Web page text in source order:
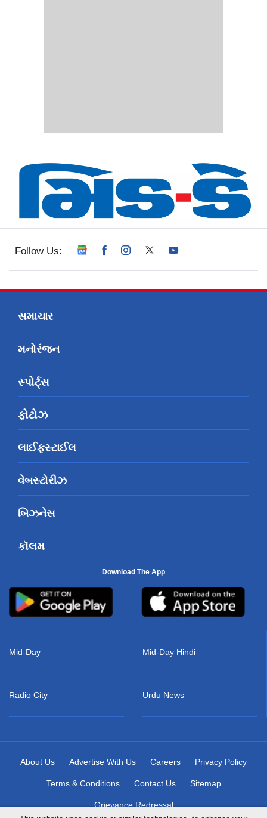
Follow Us:
સમાચાર
મનોરંજન
સ્પોર્ટ્સ
ફોટોઝ
લાઈફસ્ટાઈલ
વેબસ્ટોરીઝ
બિઝનેસ
કૉલમ
Download The App
Mid-Day
Radio City
Mid-Day Hindi
Urdu News
About Us Advertise With Us Careers Privacy Policy
Terms & Conditions Contact Us Sitemap
Grievance Redressal